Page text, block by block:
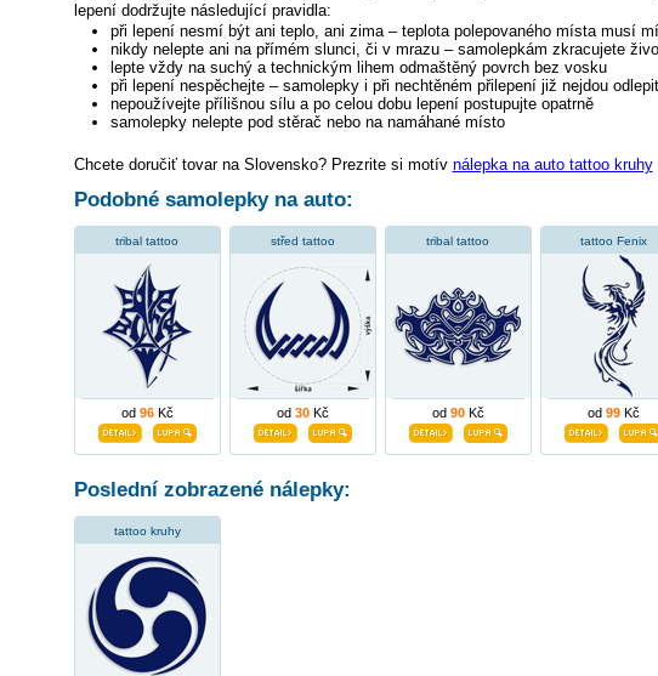
lepení dodržujte následující pravidla:
při lepení nesmí být ani teplo, ani zima – teplota polepovaného místa musí
nikdy nelepte ani na přímém slunci, či v mrazu – samolepkám zkracujete
lepte vždy na suchý a technickým lihem odmaštěný povrch bez vosku
při lepení nespěchejte – samolepky i při nechtěném přilepení již nejdou odlepit
nepoužívejte přílišnou sílu a po celou dobu lepení postupujte opatrně
samolepky nelepte pod stěrač nebo na namáhané místo
Chcete doručiť tovar na Slovensko? Prezrite si motív nálepka na auto tattoo kruhy
Podobné samolepky na auto:
tribal tattoo
od 96Kč
střed tattoo
od 30Kč
tribal tattoo
od 90Kč
tattoo Fenix
od 99Kč
Poslední zobrazené nálepky:
tattoo kruhy